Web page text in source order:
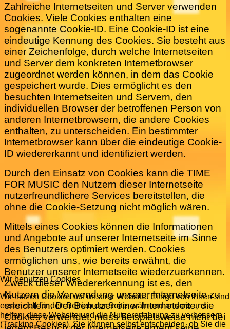
Zahlreiche Internetseiten und Server verwenden
Cookies. Viele Cookies enthalten eine
sogenannte Cookie-ID. Eine Cookie-ID ist eine
eindeutige Kennung des Cookies. Sie besteht aus
einer Zeichenfolge, durch welche Internetseiten
und Server dem konkreten Internetbrowser
zugeordnet werden können, in dem das Cookie
gespeichert wurde. Dies ermöglicht es den
besuchten Internetseiten und Servern, den
individuellen Browser der betroffenen Person von
anderen Internetbrowsern, die andere Cookies
enthalten, zu unterscheiden. Ein bestimmter
Internetbrowser kann über die eindeutige Cookie-
ID wiedererkannt und identifiziert werden.
Durch den Einsatz von Cookies kann die TIME
FOR MUSIC den Nutzern dieser Internetseite
nutzerfreundlichere Services bereitstellen, die
ohne die Cookie-Setzung nicht möglich wären.
Mittels eines Cookies können die Informationen
und Angebote auf unserer Internetseite im Sinne
des Benutzers optimiert werden. Cookies
ermöglichen uns, wie bereits erwähnt, die
Benutzer unserer Internetseite wiederzuerkennen.
Zweck dieser Wiedererkennung ist es, den
Nutzern die Verwendung unserer Internetseite zu
erleichtern. Der Benutzer einer Internetseite, die
Cookies verwendet, muss beispielsweise nicht bei
Wir benutzen Cookies
Wir nutzen Cookies auf unserer Website. Einige von ihnen sind
essenziell für den Betrieb der Seite, während andere uns
helfen, diese Website und die Nutzererfahrung zu verbessern
(Tracking Cookies). Sie können selbst entscheiden, ob Sie die